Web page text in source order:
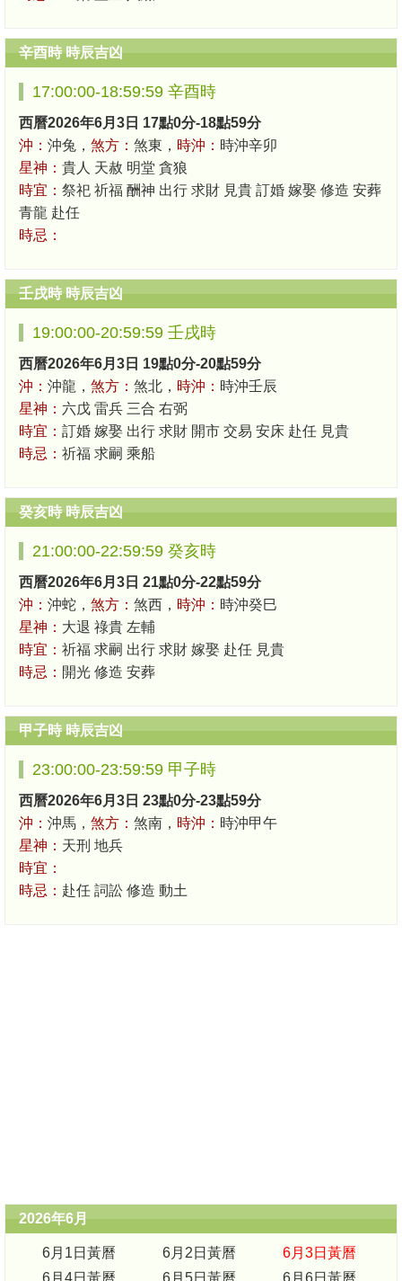
辛酉時 時辰吉凶
17:00:00-18:59:59 辛酉時
西曆2026年6月3日 17點0分-18點59分
沖： 沖兔， 煞方： 煞東， 時沖： 時沖辛卯
星神： 貴人 天赦 明堂 貪狼
時宜： 祭祀 祈福 酬神 出行 求財 見貴 訂婚 嫁娶 修造 安葬
青龍 赴任
時忌：
壬戌時 時辰吉凶
19:00:00-20:59:59 壬戌時
西曆2026年6月3日 19點0分-20點59分
沖： 沖龍， 煞方： 煞北， 時沖： 時沖壬辰
星神： 六戊 雷兵 三合 右弼
時宜： 訂婚 嫁娶 出行 求財 開市 交易 安床 赴任 見貴
時忌： 祈福 求嗣 乘船
癸亥時 時辰吉凶
21:00:00-22:59:59 癸亥時
西曆2026年6月3日 21點0分-22點59分
沖： 沖蛇， 煞方： 煞西， 時沖： 時沖癸巳
星神： 大退 祿貴 左輔
時宜： 祈福 求嗣 出行 求財 嫁娶 赴任 見貴
時忌： 開光 修造 安葬
甲子時 時辰吉凶
23:00:00-23:59:59 甲子時
西曆2026年6月3日 23點0分-23點59分
沖： 沖馬， 煞方： 煞南， 時沖： 時沖甲午
星神： 天刑 地兵
時宜：
時忌： 赴任 詞訟 修造 動土
2026年6月
6月1日黃曆 6月2日黃曆
6月3日黃曆
6月4日黃曆
6月5日黃曆
6月6日黃曆